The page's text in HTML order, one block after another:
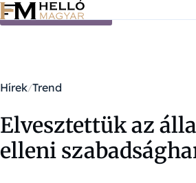
Ugrás a tartalomra
Hírek Trend
Elvesztettük az
elleni